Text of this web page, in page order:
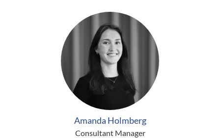
Amanda Holmberg
Consultant Manager